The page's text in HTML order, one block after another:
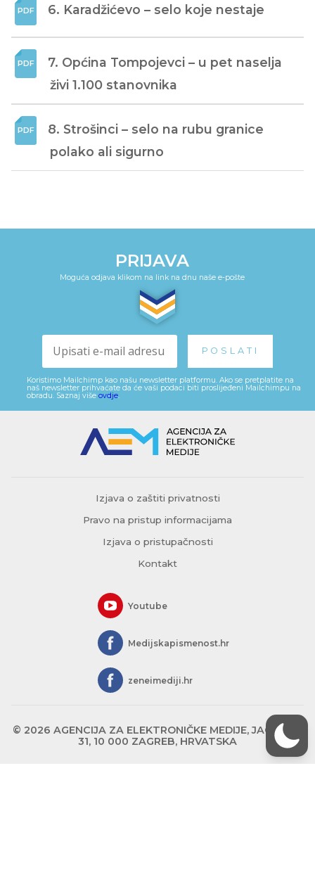
6. Karadžićevo – selo koje nestaje
7. Općina Tompojevci – u pet naselja
živi 1.100 stanovnika
8. Strošinci – selo na rubu granice
polako ali sigurno
PRIJAVA
Moguća odjava klikom na link na dnu naše e-pošte
Koristimo Mailchimp kao našu newsletter platformu. Ako se pretplatite na
naš newsletter prihvaćate da će vaši podaci biti proslijeđeni Mailchimpu na
obradu. Saznaj više ovdje
Izjava o zaštiti privatnosti
Pravo na pristup informacijama
Izjava o pristupačnosti
Kontakt
Youtube
Medijskapismenost.hr
zeneimediji.hr
© 2026 AGENCIJA ZA ELEKTRONIČKE MEDIJE, JAGIĆEVA
31, 10 000 ZAGREB, HRVATSKA